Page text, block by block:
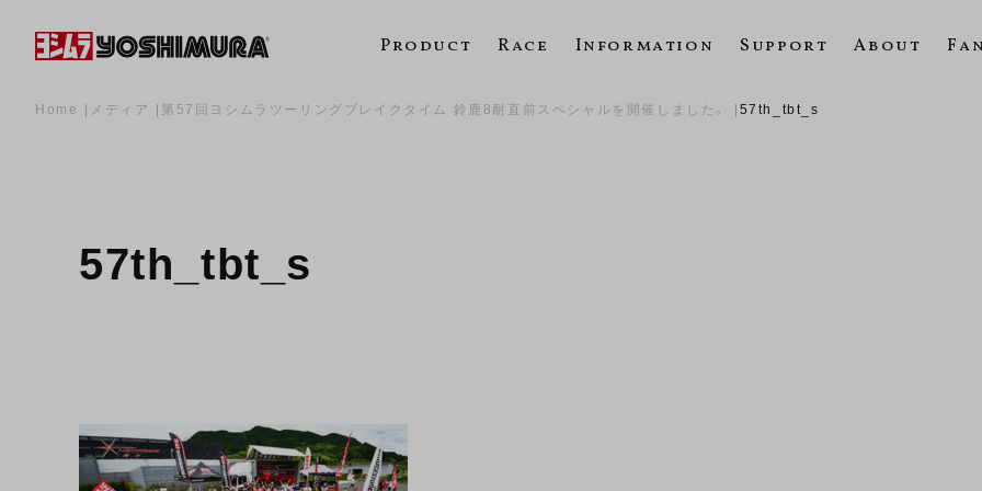
Product Race Information Support About
Home メディア 第57回ヨシムラツーリングブレイクタイム 鈴鹿8耐直前スペシャルを開催しました。 57th_tbt_s
57th_tbt_s